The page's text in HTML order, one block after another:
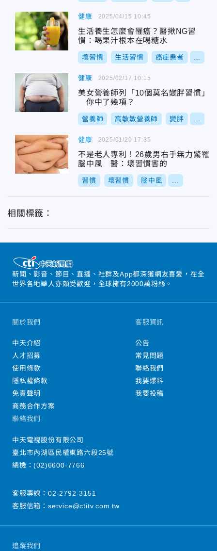
健康
生活養生怎麼會罹癌？醫揪NG習
慣：喝果汁根本在喝糖水
壞習慣 生活習慣 癌症患者
2025/04/15 10:45
健康
美女營養師列「10個莫名變胖習慣」
你中了幾項？
營養師 高敏敏營養師 變胖
2025/02/17 10:15
健康
不是老人專利！26歲男右手無力驚罹
腦中風 醫：壞習慣害的
習慣 壞習慣 腦中風
2025/01/20 17:35
相關標籤：
新聞、影音、節目、直播、社群及App都深獲網友喜愛，在全
世界各地華人亦頗受歡迎，全球擁有2000萬粉絲。
追蹤我們
關於我們
中天介紹
人才招募
使用條款
隱私權條款
免責聲明
商務合作方案
客服資訊
公告
常見問題
聯絡我們
我要爆料
我要投稿
聯絡我們
中天電視股份有限公司
臺北市內湖區民權東路六段25號
總機：(02)6600-7766
客服專線： 02-2792-3151
客服信箱： service@ctitv.com.tw